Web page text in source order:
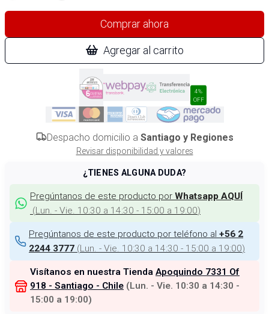
Comprar ahora
Agregar al carrito
4%
OFF
Despacho domicilio a Santiago y Regiones
Revisar disponibilidad y valores
¿TIENES ALGUNA DUDA?
Pregúntanos de este producto por Whatsapp AQUÍ
(Lun. - Vie. 10:30 a 14:30 - 15:00 a 19:00)
Pregúntanos de este producto por teléfono al +56 2
2244 3777 (Lun. - Vie. 10:30 a 14:30 - 15:00 a 19:00)
Visítanos en nuestra Tienda Apoquindo 7331 Of
918 - Santiago - Chile (Lun. - Vie. 10:30 a 14:30 -
15:00 a 19:00)